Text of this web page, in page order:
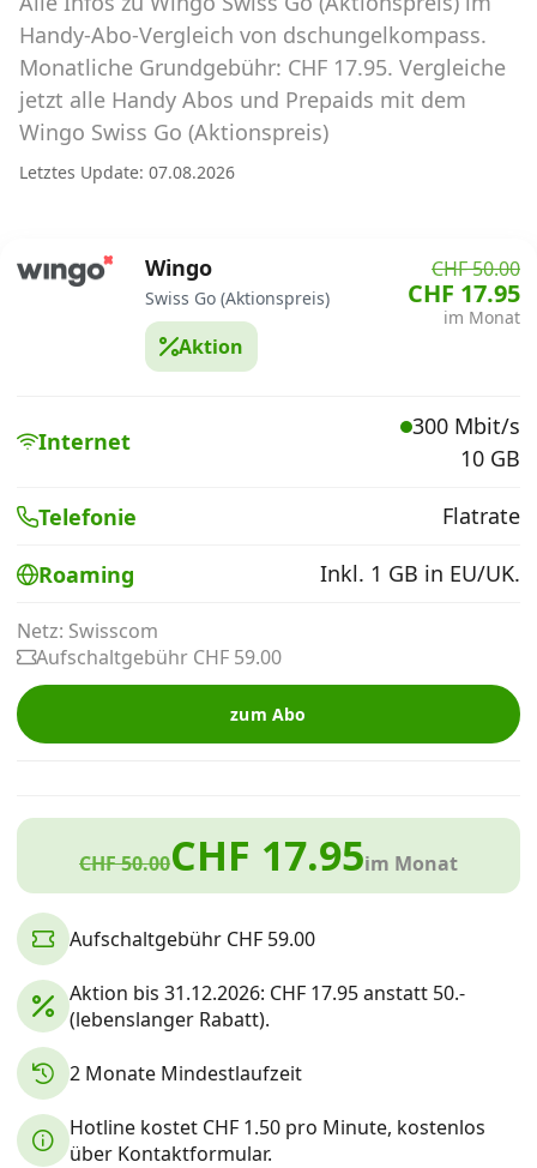
Abos für Tablets, Hotspots und Smart
Watches
Tarifrechner Handy-Abo
Der gute alte Tarifrechner im neuen Design
Alle Anbieter
Mobilfunknetz Schweiz
Roaming-Tarife abfragen
Internet, TV, Telefon
Kombi-Angebote
Aktionen
News
Forum
Über uns
Datenschutz·AGB·Impressum
Handy-Abo-Vergleich von dschungelkompass.
Monatliche Grundgebühr: CHF 17.95. Vergleiche
jetzt alle Handy Abos und Prepaids mit dem
Wingo Swiss Go (Aktionspreis)
Letztes Update: 07.08.2026
Wingo
Swiss Go (Aktionspreis)
Aktion
CHF 50.00
CHF 17.95
im Monat
Internet
300 Mbit/s
10 GB
Telefonie Flatrate
Roaming Inkl. 1 GB in EU/UK.
Netz: Swisscom
Aufschaltgebühr CHF 59.00
zum Abo
CHF 50.00CHF 17.95im Monat
Aufschaltgebühr CHF 59.00
Aktion bis 31.12.2026: CHF 17.95 anstatt 50.-
(lebenslanger Rabatt).
2 Monate Mindestlaufzeit
Hotline kostet CHF 1.50 pro Minute, kostenlos
über Kontaktformular.